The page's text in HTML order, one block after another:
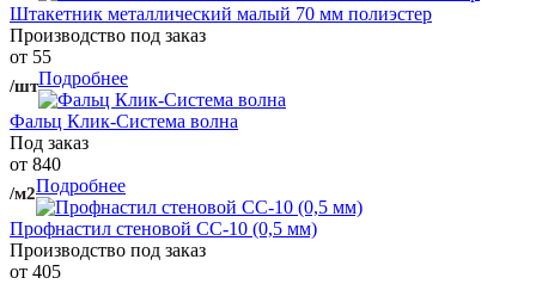
Штакетник металлический малый 70 мм полиэстер
Производство под заказ
от 55
/штПодробнее
Фальц Клик-Система волна
Под заказ
от 840
/м2Подробнее
Профнастил стеновой СС-10 (0,5 мм)
Производство под заказ
от 405